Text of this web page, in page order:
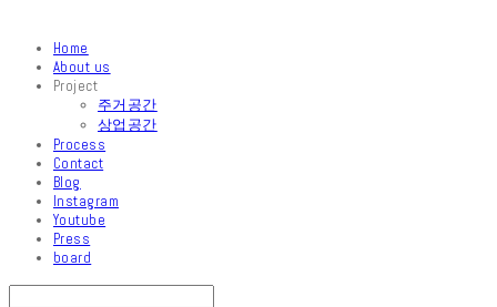
Home
About us
Project
주거공간
상업공간
Process
Contact
Blog
Instagram
Youtube
Press
board